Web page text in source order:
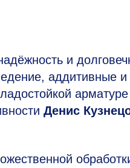
и
аддитивные и
Денис